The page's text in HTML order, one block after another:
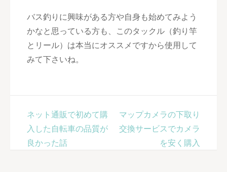
バス釣りに興味がある方や自身も始めてみよう
かなと思っている方も、このタックル（釣り竿
とリール）は本当にオススメですから使用して
みて下さいね。
投
稿
ナ
ネット通販で初めて購
入した自転車の品質が
良かった話
マップカメラの下取り
交換サービスでカメラ
を安く購入